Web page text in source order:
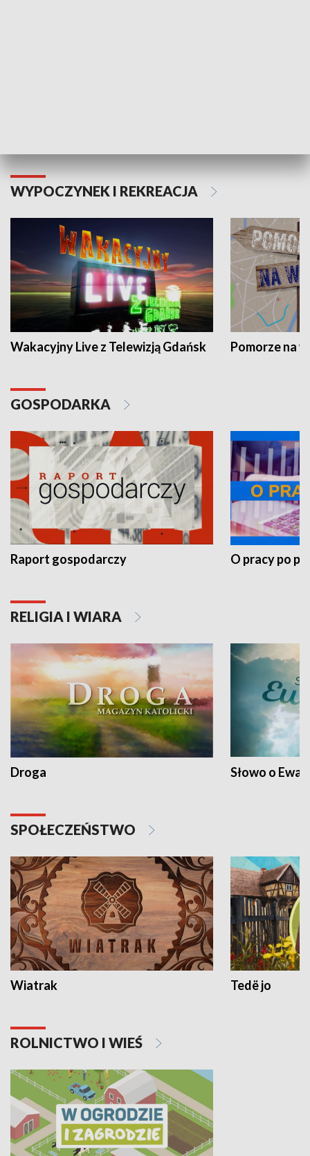
WYPOCZYNEK I REKREACJA
Wakacyjny Live z Telewizją Gdańsk Pomorze na
GOSPODARKA
Raport gospodarczy O pracy po
RELIGIA I WIARA
Droga Słowo o
SPOŁECZEŃSTWO
Wiatrak Tedë jo
ROLNICTWO I WIEŚ